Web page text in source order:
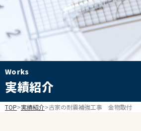
当社について
About us
リフォーム品目
介護リフォーム
Works
Works
実績紹介
TOP>実績紹介>古家の耐震補強工事 金物取付